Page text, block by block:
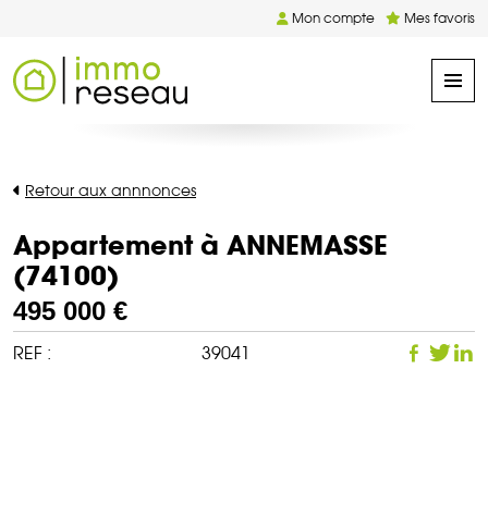
Mon compte Mes favoris
Retour aux annnonces
Appartement à ANNEMASSE
(74100)
495 000 €
REF : 39041